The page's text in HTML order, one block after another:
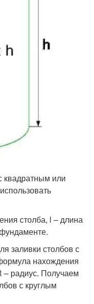
квадратным или
столба, l – длина
заливки столбов с
нахождения
– радиус. Получаем
с круглым